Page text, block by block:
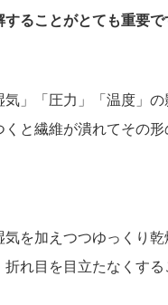
ることがとても重要で
気」「圧力」「温度」
と繊維が潰れてその形
を加えつつゆっくり乾
れ目を目立たなくする